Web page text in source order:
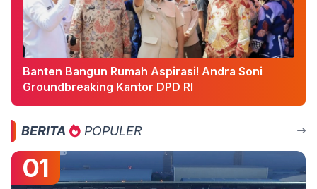
Banten Bangun Rumah Aspirasi! Andra Soni
Groundbreaking Kantor DPD RI
BERITA POPULER
01